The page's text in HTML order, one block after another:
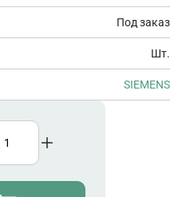
Под заказ
Шт.
SIEMENS